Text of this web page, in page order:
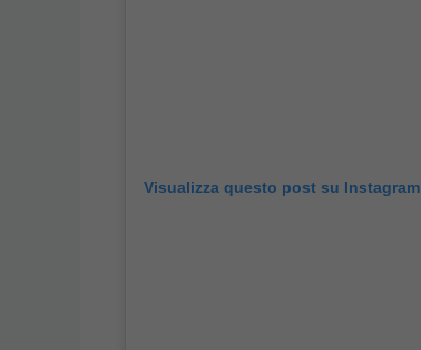
Visualizza questo post su Instagram